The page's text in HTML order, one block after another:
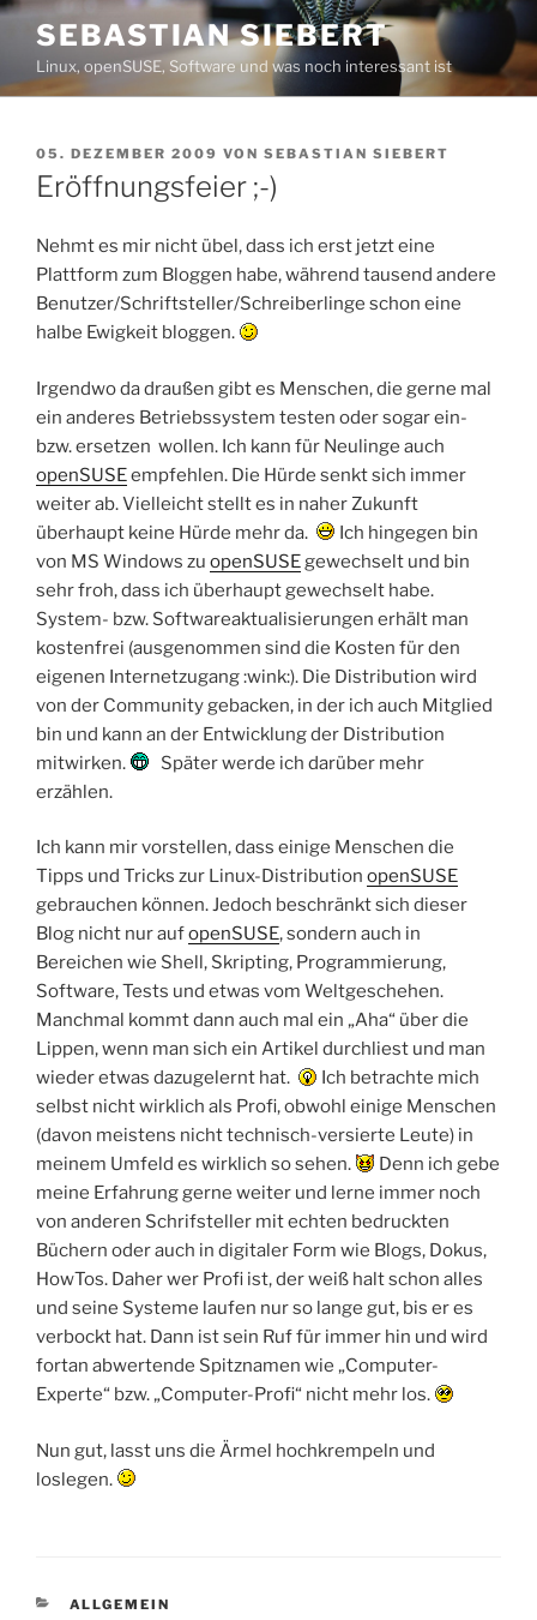
Zum
Inhalt
springen
SEBASTIAN SIEBERT
Linux, openSUSE, Software und was noch interessant ist
VERÖFFENTLICHT
AM
05. DEZEMBER 2009 VON SEBASTIAN SIEBERT
Eröffnungsfeier ;-)
Nehmt es mir nicht übel, dass ich erst jetzt eine
Plattform zum Bloggen habe, während tausend andere
Benutzer/Schriftsteller/Schreiberlinge schon eine
halbe Ewigkeit bloggen.
Irgendwo da draußen gibt es Menschen, die gerne mal
ein anderes Betriebssystem testen oder sogar ein-
bzw. ersetzen wollen. Ich kann für Neulinge auch
openSUSEempfehlen. Die Hürde senkt sich immer
weiter ab. Vielleicht stellt es in naher Zukunft
überhaupt keine Hürde mehr da.
Ich hingegen bin
von MS Windows zu openSUSEgewechselt und bin
sehr froh, dass ich überhaupt gewechselt habe.
System- bzw. Softwareaktualisierungen erhält man
kostenfrei (ausgenommen sind die Kosten für den
eigenen Internetzugang :wink:). Die Distribution wird
von der Community gebacken, in der ich auch Mitglied
bin und kann an der Entwicklung der Distribution
mitwirken.
Später werde ich darüber mehr
erzählen.
Ich kann mir vorstellen, dass einige Menschen die
Tipps und Tricks zur Linux-Distribution openSUSE
gebrauchen können. Jedoch beschränkt sich dieser
Blog nicht nur aufopenSUSE, sondern auch in
Bereichen wie Shell, Skripting, Programmierung,
Software, Tests und etwas vom Weltgeschehen.
Manchmal kommt dann auch mal ein „Aha“ über die
Lippen, wenn man sich ein Artikel durchliest und man
wieder etwas dazugelernt hat.
Ich betrachte mich
selbst nicht wirklich als Profi, obwohl einige Menschen
(davon meistens nicht technisch-versierte Leute) in
meinem Umfeld es wirklich so sehen.
Denn ich gebe
meine Erfahrung gerne weiter und lerne immer noch
von anderen Schrifsteller mit echten bedruckten
Büchern oder auch in digitaler Form wie Blogs, Dokus,
HowTos. Daher wer Profi ist, der weiß halt schon alles
und seine Systeme laufen nur so lange gut, bis er es
verbockt hat. Dann ist sein Ruf für immer hin und wird
fortan abwertende Spitznamen wie „Computer-
Experte“ bzw. „Computer-Profi“ nicht mehr los.
Nun gut, lasst uns die Ärmel hochkrempeln und
loslegen.
KATEGORIEN
ALLGEMEIN